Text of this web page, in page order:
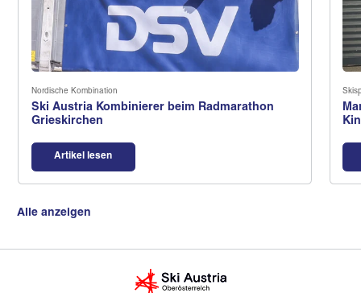
Nordische Kombination
Ski Austria Kombinierer beim Radmarathon
Grieskirchen
Artikel lesen
Alle anzeigen